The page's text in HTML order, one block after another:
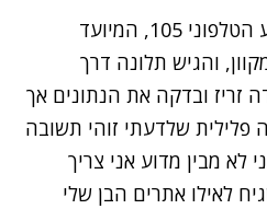
יוסי התקשר מיד לקו הסיוע הטלפוני 105, המיועד
והגיש תלונה דרך
זריז ובדקה את הנתונים אך
פלילית שלדעתי זוהי תשובה
לא מבין מדוע אני צריך
לאילו אתרים הבן שלי